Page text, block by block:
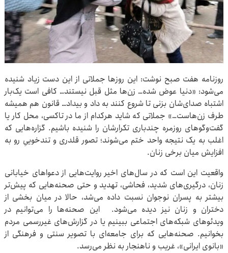
روزنامه هفت صبح نوشت: این روزها جملاتی از این دست زیاد شنیده
می‌شود: «دنیا عوض شده… زن‌ها مثل قبل نیستند… کافی است یک‌بار
اشتباه صدای‌شان بزنی تا شروع کنند به داد و بیداد… قانون هم همیشه
طرف زن‌هاست…» جملاتی که شاید هرکدام از ما در تاکسی، محل کار یا
گفت‌وگوهای روزمره چندباری تکرارشان را شنیده باشیم. گزاره‌هایی که
اغلب به یک نتیجه واحد ختم می‌شوند؛ تصور قلدری و تندخوییِ رو به
افزایش میان برخی زنان.
واقعیت این است که در سال‌های اخیر روایت‌هایی از دعواهای خیابانی
زنان، درگیری‌های شدید، فحاشی، تهدید و حتی صحنه‌هایی که پیش‌تر
بیشتر به پسران نوجوان نسبت داده می‌شد، حالا در میان بخشی از
دختران و زنان نیز دیده می‌شود. این صحنه‌ها را می‌توانیم در
ویدئوهای شبکه‌های اجتماعی ببینیم یا در گزارش‌های غیررسمی مردم
بخوانیم. صحنه‌هایی که برای جامعه‌ای با تصویر سنتی و فرهنگی از
«بانوی ایرانی»، غریب و ناهنجار به نظر می‌رسد.